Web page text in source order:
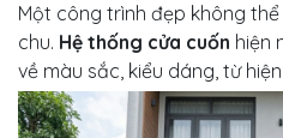
Một công trình đẹp không
chu. Hệ thống cửa cuốn hiện
về màu sắc, kiểu dáng, từ